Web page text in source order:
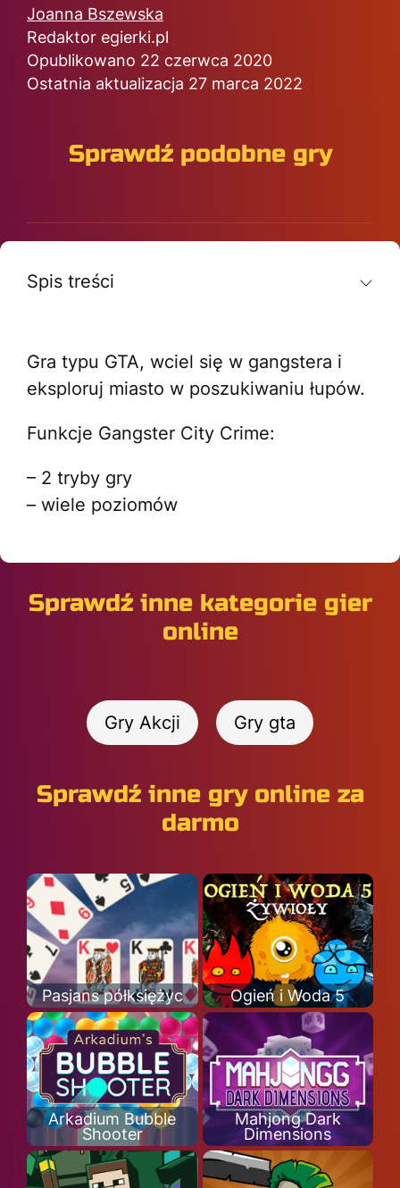
Joanna Bszewska
Redaktor egierki.pl
Opublikowano 22 czerwca 2020
Ostatnia aktualizacja 27 marca 2022
Sprawdź podobne gry
Spis treści
Gra typu GTA, wciel się w gangstera i
eksploruj miasto w poszukiwaniu łupów.
Funkcje Gangster City Crime:
– 2 tryby gry
– wiele poziomów
Sprawdź inne kategorie gier
online
Gry Akcji Gry gta
Sprawdź inne gry online za
darmo
Pasjans półksiężyc Ogień i Woda 5
Arkadium Bubble
Shooter
Mahjong Dark
Dimensions